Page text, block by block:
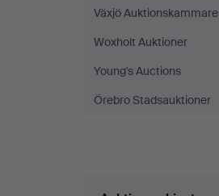
Växjö Auktionskammare
Woxholt Auktioner
Young's Auctions
Örebro Stadsauktioner